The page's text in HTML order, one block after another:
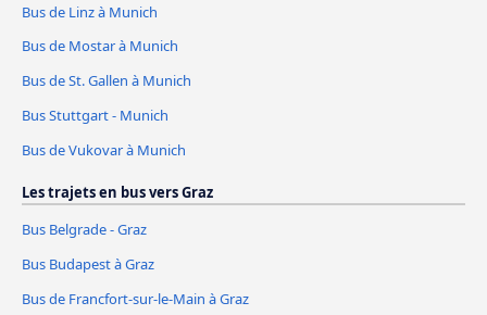
Bus de Linz à Munich
Bus de Mostar à Munich
Bus de St. Gallen à Munich
Bus Stuttgart - Munich
Bus de Vukovar à Munich
Les trajets en bus vers Graz
Bus Belgrade - Graz
Bus Budapest à Graz
Bus de Francfort-sur-le-Main à Graz